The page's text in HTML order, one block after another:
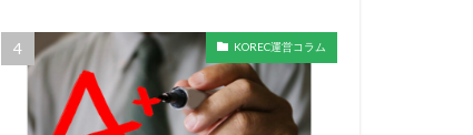
KOREC運営コラム